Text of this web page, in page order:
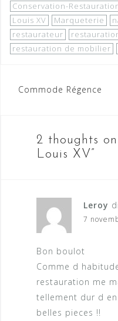
Conservation-
Louis XV
Marqueterie
restaurateur
restauration de mobilier
Navigation
l’article
Commode Régence
2 thoughts on
Louis XV”
Leroy
7
Bon boulot
Comme d
restauration me
tellement dur d
belles pieces !!